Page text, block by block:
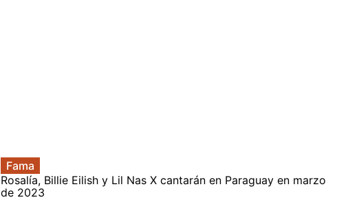
Fama
Rosalía, Billie Eilish y Lil Nas X cantarán en Paraguay en marzo
de 2023